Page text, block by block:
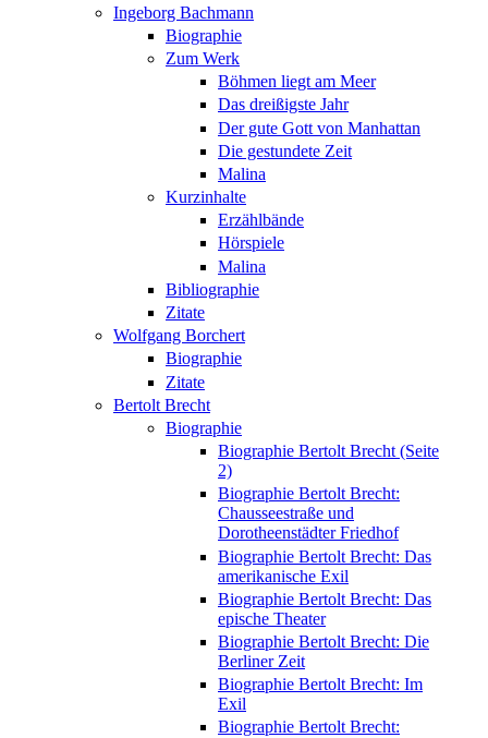
Ingeborg Bachmann
Biographie
Zum Werk
Böhmen liegt am Meer
Das dreißigste Jahr
Der gute Gott von Manhattan
Die gestundete Zeit
Malina
Kurzinhalte
Erzählbände
Hörspiele
Malina
Bibliographie
Zitate
Wolfgang Borchert
Biographie
Zitate
Bertolt Brecht
Biographie
Biographie Bertolt Brecht (Seite
2)
Biographie Bertolt Brecht:
Chausseestraße und
Dorotheenstädter Friedhof
Biographie Bertolt Brecht: Das
amerikanische Exil
Biographie Bertolt Brecht: Das
epische Theater
Biographie Bertolt Brecht: Die
Berliner Zeit
Biographie Bertolt Brecht: Im
Exil
Biographie Bertolt Brecht: